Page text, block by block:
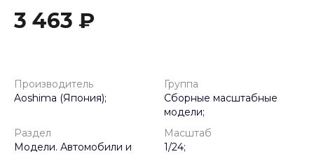
3 463 ₽
Производитель
Aoshima (Япония);
Группа
Сборные масштабные
модели;
Раздел
Модели. Автомобили и
Масштаб
1/24;